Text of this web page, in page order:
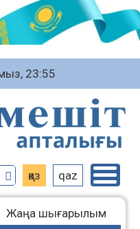
23:55
қаз qaz
Жаңа шығарылым